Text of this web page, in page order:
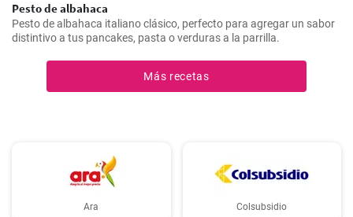
Pesto de albahaca
Pesto de albahaca italiano clásico, perfecto para agregar un sabor
distintivo a tus pancakes, pasta o verduras a la parrilla.
Más recetas
Ara Colsubsidio